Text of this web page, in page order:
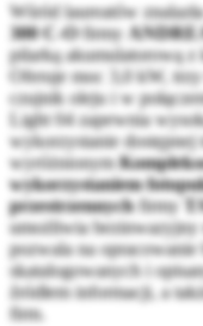
Wśród laureatów
300 C-Ofirmy
pilarką akumulatorową
Oferuje moc 3,0 kW,
czujnik oleju i w
Light 04 zapewnia
wykorzystanie
wyróżnionym
wykorzystaniem
przestrzennychfirmy
umożliwia bezinwazyjny
pozwala na
skatalogowanych i
źródłem informacji, a
firm.